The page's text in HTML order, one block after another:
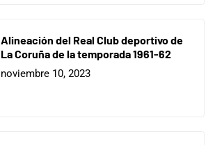
Alineación del Real Club deportivo de
La Coruña de la temporada 1961-62
noviembre 10, 2023